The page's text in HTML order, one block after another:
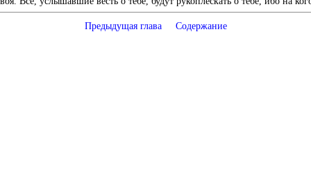
Предыдущая глава Содержание